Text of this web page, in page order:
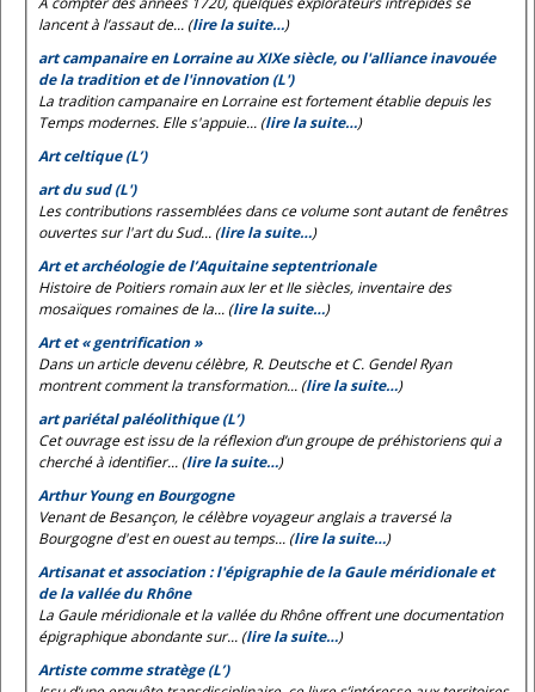
lancent à l’assaut de... (lire la suite…)
art campanaire en Lorraine au XIXe siècle, ou l'alliance inavouée
de la tradition et de l'innovation (L')
La tradition campanaire en Lorraine est fortement établie depuis les
Temps modernes. Elle s'appuie... (lire la suite…)
Art celtique (L’)
art du sud (L')
Les contributions rassemblées dans ce volume sont autant de fenêtres
ouvertes sur l'art du Sud... (lire la suite…)
Art et archéologie de l’Aquitaine septentrionale
Histoire de Poitiers romain aux Ier et IIe siècles, inventaire des
mosaïques romaines de la... (lire la suite…)
Art et « gentrification »
Dans un article devenu célèbre, R. Deutsche et C. Gendel Ryan
montrent comment la transformation... (lire la suite…)
art pariétal paléolithique (L’)
Cet ouvrage est issu de la réflexion d’un groupe de préhistoriens qui a
cherché à identifier... (lire la suite…)
Arthur Young en Bourgogne
Venant de Besançon, le célèbre voyageur anglais a traversé la
Bourgogne d'est en ouest au temps... (lire la suite…)
Artisanat et association : l'épigraphie de la Gaule méridionale et
de la vallée du Rhône
La Gaule méridionale et la vallée du Rhône offrent une documentation
épigraphique abondante sur... (lire la suite…)
Artiste comme stratège (L’)